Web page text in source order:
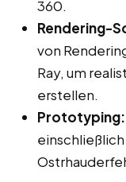
360.
Rendering-
von
Ray, um
erstellen.
Prototyping: